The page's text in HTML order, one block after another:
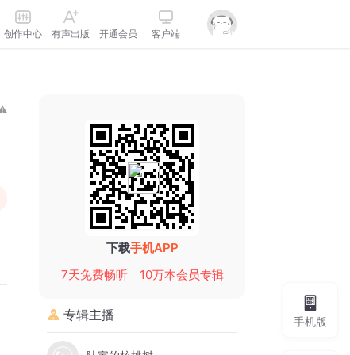
创作中心 有声出版 开通会员 客户端
下载手机APP
7天免费畅听
10万本会员专辑
专辑主播 手机版